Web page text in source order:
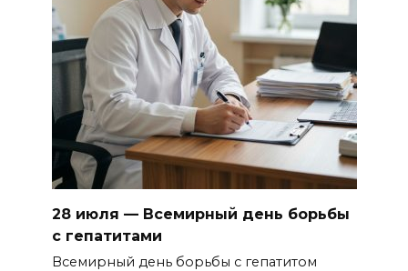
28 июля — Всемирный день борьбы
с гепатитами
Всемирный день борьбы с гепатитом